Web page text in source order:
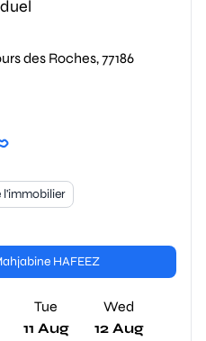
des Roches, 77186
l'immobilier
HAFEEZ
Tue
11 Aug
Wed
12 Aug